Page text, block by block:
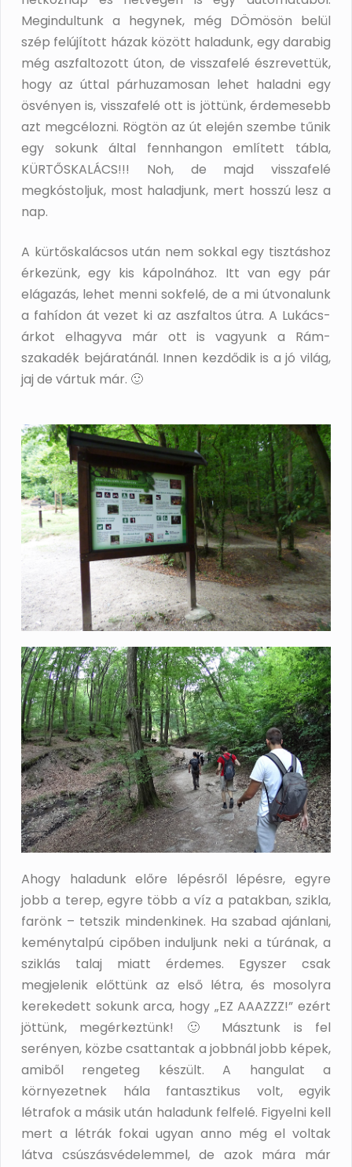
Megindultunk a hegynek, még DÖmösön belül
szép felújított házak között haladunk, egy darabig
még aszfaltozott úton, de visszafelé észrevettük,
hogy az úttal párhuzamosan lehet haladni egy
ösvényen is, visszafelé ott is jöttünk, érdemesebb
azt megcélozni. Rögtön az út elején szembe tűnik
egy sokunk által fennhangon említett tábla,
KÜRTŐSKALÁCS!!! Noh, de majd visszafelé
megkóstoljuk, most haladjunk, mert hosszú lesz a
nap.
A kürtőskalácsos után nem sokkal egy tisztáshoz
érkezünk, egy kis kápolnához. Itt van egy pár
elágazás, lehet menni sokfelé, de a mi útvonalunk
a fahídon át vezet ki az aszfaltos útra. A Lukács-
árkot elhagyva már ott is vagyunk a Rám-
szakadék bejáratánál. Innen kezdődik is a jó világ,
jaj de vártuk már. 🙂
Ahogy haladunk előre lépésről lépésre, egyre
jobb a terep, egyre több a víz a patakban, szikla,
farönk – tetszik mindenkinek. Ha szabad ajánlani,
keménytalpú cipőben induljunk neki a túrának, a
sziklás talaj miatt érdemes. Egyszer csak
megjelenik előttünk az első létra, és mosolyra
kerekedett sokunk arca, hogy „EZ AAAZZZ!” ezért
jöttünk, megérkeztünk! 🙂 Másztunk is fel
serényen, közbe csattantak a jobbnál jobb képek,
amiből rengeteg készült. A hangulat a
környezetnek hála fantasztikus volt, egyik
létrafok a másik után haladunk felfelé. Figyelni kell
mert a létrák fokai ugyan anno még el voltak
látva csúszásvédelemmel, de azok mára már